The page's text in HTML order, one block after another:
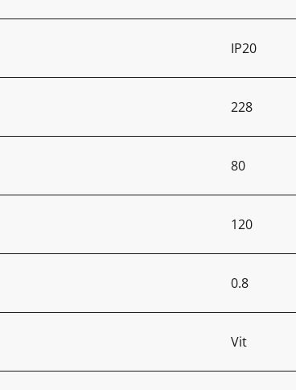
IP20
228
80
120
0.8
Vit